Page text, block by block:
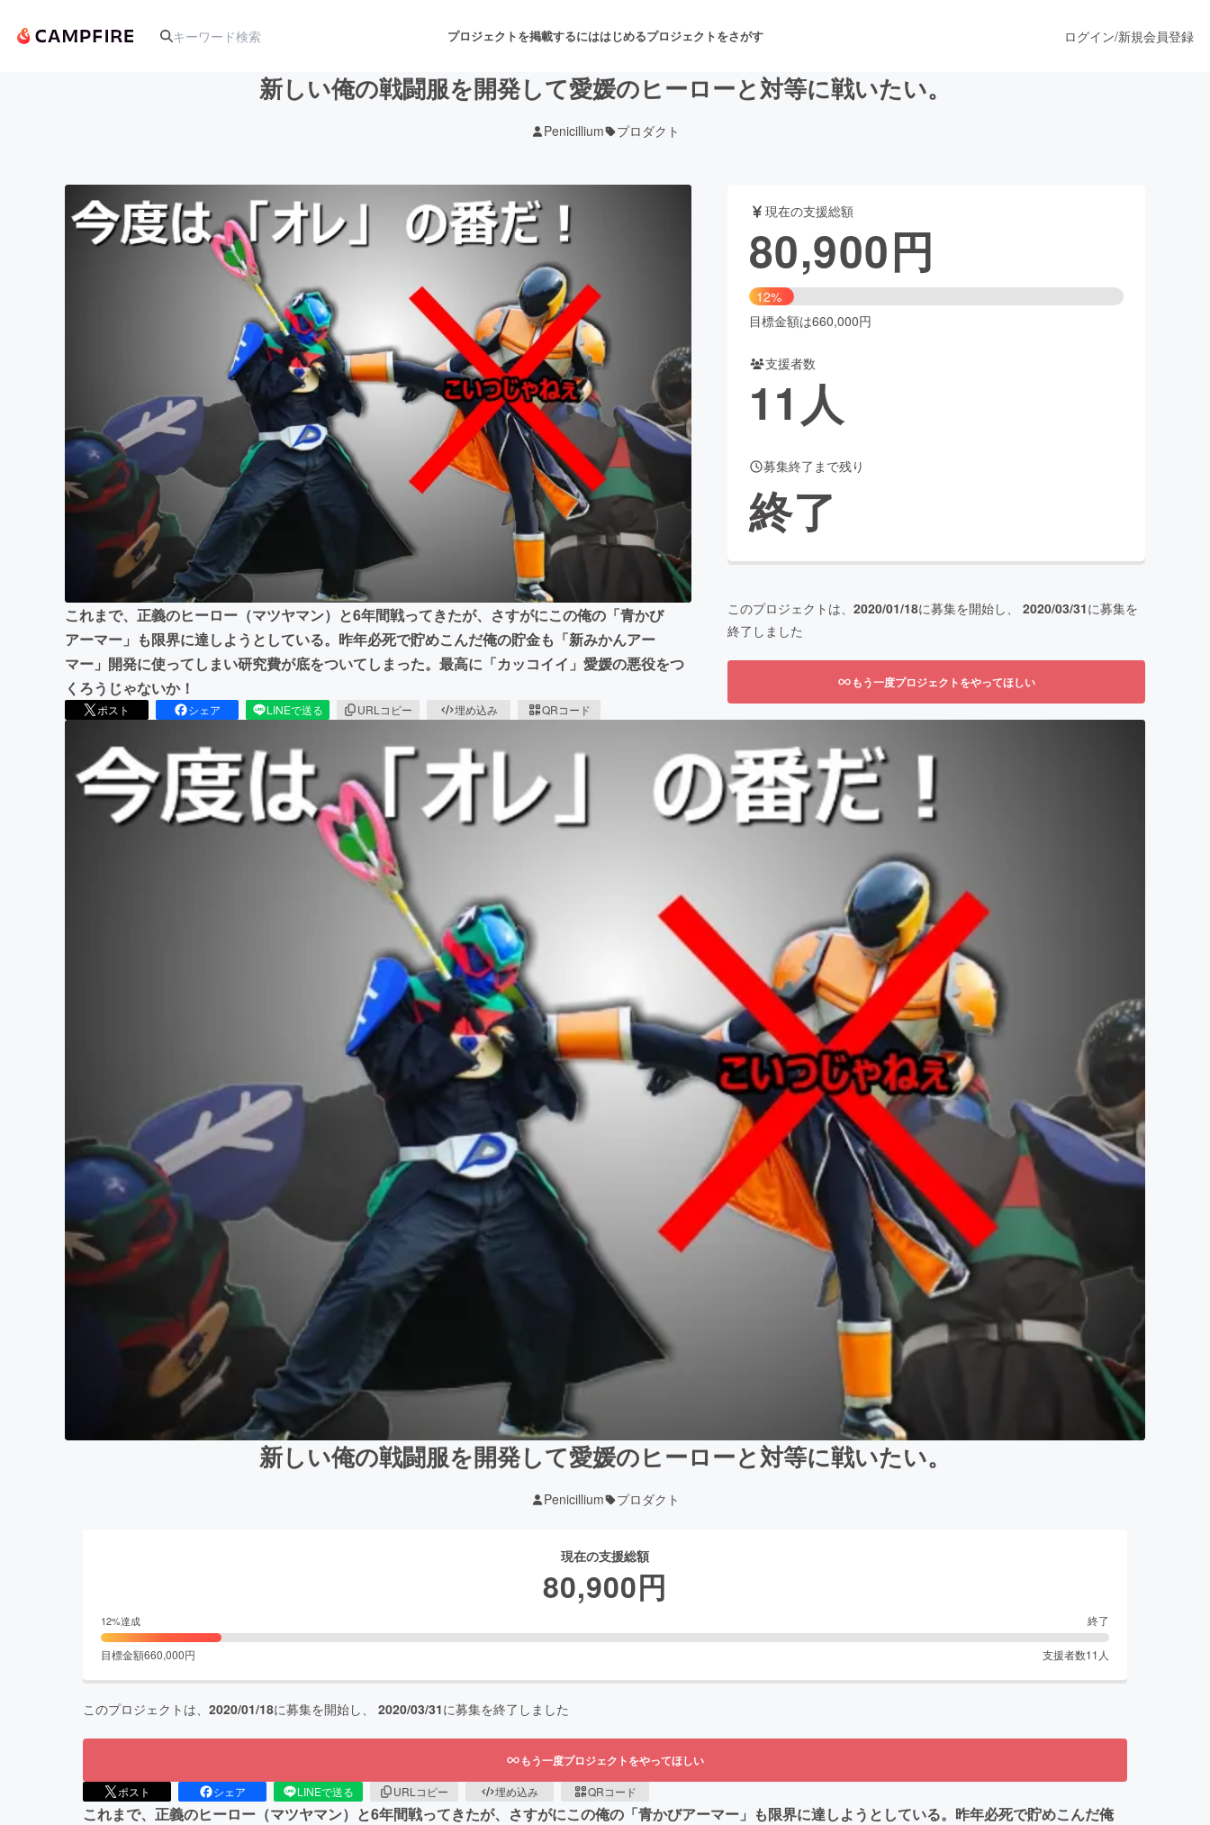
プロジェクトを掲載するにははじめるプロジェクトをさがす
アート・写真 音楽 舞台・パフォーマンス
テクノロジー・ガジェット ゲーム・サービス開発 ファッション
書籍・雑誌出版
ビジネス・起業 チャレンジ ビューティー・ヘルスケア
まちづくり・地域活性化
CAMPFIRE for Social GoodCAMPFIRE Creation
CAMPFIREふるさと納税machi-ya コミュニティ
ログイン/新規会員登録
新しい俺の戦闘服を開発して愛媛のヒーローと対等に戦いたい。
Penicillium プロダクト
これまで、正義のヒーロー（マツヤマン）と6年間戦ってきたが、さすがにこの俺の「青かび
アーマー」も限界に達しようとしている。昨年必死で貯めこんだ俺の貯金も「新みかんアー
マー」開発に使ってしまい研究費が底をついてしまった。最高に「カッコイイ」愛媛の悪役をつ
くろうじゃないか！
ポスト シェア LINEで送る URLコピー 埋め込み QRコード
現在の支援総額
80,900円
12%
目標金額は660,000円
支援者数
11 人
募集終了まで残り
終了
このプロジェクトは、 2020/01/18に募集を開始し、 2020/03/31に募集を
終了しました
もう一度プロジェクトをやってほしい
新しい俺の戦闘服を開発して愛媛のヒーローと対等に戦いたい。
Penicillium プロダクト
現在の支援総額
80,900円
12%達成 終了
目標金額660,000円 支援者数11 人
このプロジェクトは、 2020/01/18に募集を開始し、 2020/03/31に募集を終了しました
もう一度プロジェクトをやってほしい
ポスト シェア LINEで送る URLコピー 埋め込み QRコード
これまで、正義のヒーロー（マツヤマン）と6年間戦ってきたが、さすがにこの俺の「青かびアーマー」も限界に達しようとしている。昨年必死で貯めこんだ俺